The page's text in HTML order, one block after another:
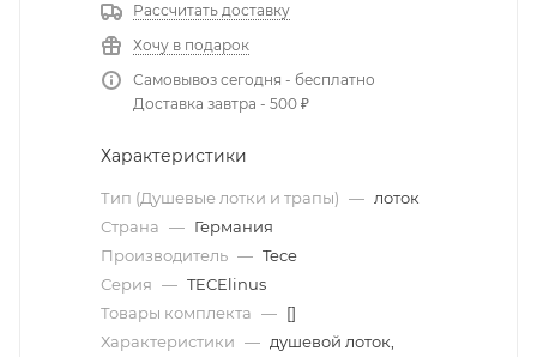
Рассчитать доставку
Хочу в подарок
Самовывоз сегодня - бесплатно
Доставка завтра - 500 ₽
Характеристики
Тип (Душевые лотки и трапы) — лоток
Страна — Германия
Производитель — Tece
Серия — TECElinus
Товары комплекта — []
Характеристики — душевой лоток,